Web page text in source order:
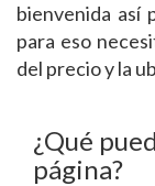
bienvenida así
para eso
del precio y la
¿Qué
página?